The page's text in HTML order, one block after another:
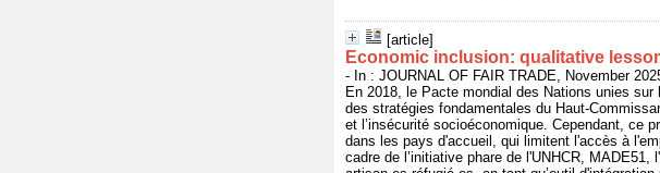
[article]
Economic inclusion: qualitative
- In : JOURNAL OF FAIR TRADE, November
En 2018, le Pacte mondial des Nations unies sur
des stratégies fondamentales du Haut-
et l’insécurité socioéconomique. Cependant, ce
dans les pays d'accueil, qui limitent l'accès à
cadre de l’initiative phare de l'UNHCR,